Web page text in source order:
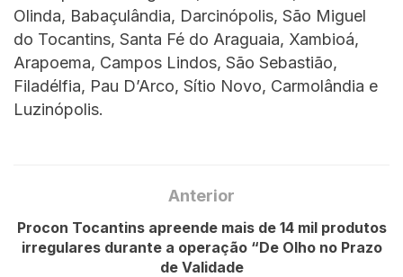
Olinda, Babaçulândia, Darcinópolis, São Miguel
do Tocantins, Santa Fé do Araguaia, Xambioá,
Arapoema, Campos Lindos, São Sebastião,
Filadélfia, Pau D’Arco, Sítio Novo, Carmolândia e
Luzinópolis.
Anterior
Procon Tocantins apreende mais de 14 mil produtos
irregulares durante a operação “De Olho no Prazo
de Validade